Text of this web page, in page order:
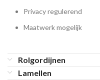
Privacy regulerend
Maatwerk mogelijk
Rolgordijnen
Lamellen